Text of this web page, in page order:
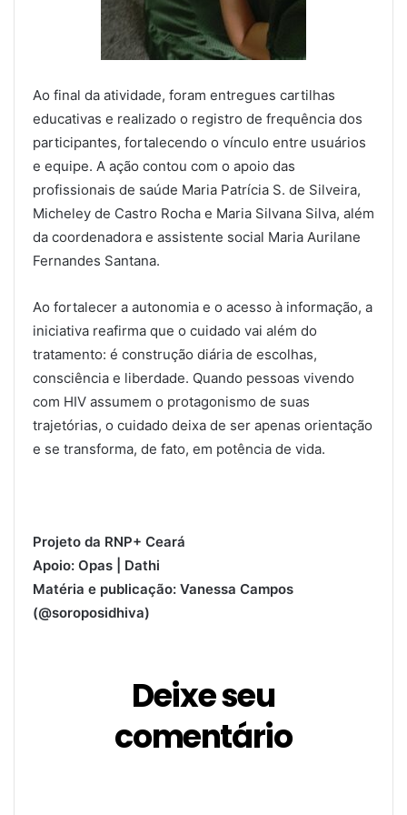
Ao final da atividade, foram entregues cartilhas
educativas e realizado o registro de frequência dos
participantes, fortalecendo o vínculo entre usuários
e equipe. A ação contou com o apoio das
profissionais de saúde Maria Patrícia S. de Silveira,
Micheley de Castro Rocha e Maria Silvana Silva, além
da coordenadora e assistente social Maria Aurilane
Fernandes Santana.
Ao fortalecer a autonomia e o acesso à informação, a
iniciativa reafirma que o cuidado vai além do
tratamento: é construção diária de escolhas,
consciência e liberdade. Quando pessoas vivendo
com HIV assumem o protagonismo de suas
trajetórias, o cuidado deixa de ser apenas orientação
e se transforma, de fato, em potência de vida.
Projeto da RNP+ Ceará
Apoio: Opas | Dathi
Matéria e publicação: Vanessa Campos
(@soroposidhiva)
Deixe seu
comentário